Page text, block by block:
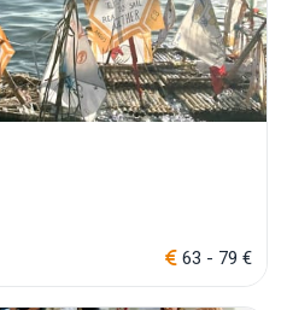
63 - 79 €